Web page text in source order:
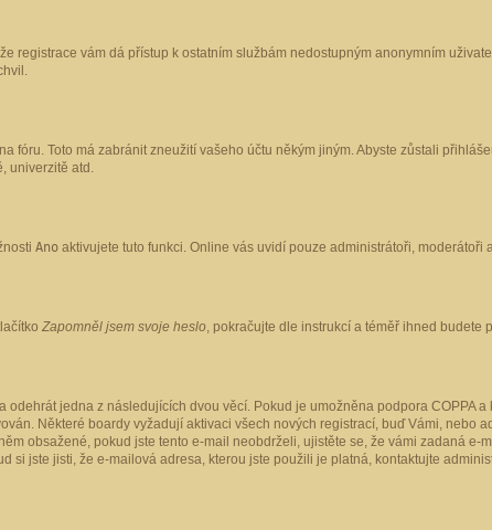
vám dá přístup k ostatním službám nedostupným anonymním
fóru. Toto má zabránit zneužití vašeho účtu někým jiným. Abyste zůstali
univerzitě atd.
Ano aktivujete tuto funkci. Online vás uvidí pouze administrátoři,
Zapomněl jsem svoje heslo, pokračujte dle instrukcí a téměř ihned budete
jedna z následujících dvou věcí. Pokud je umožněna podpora COPPA
Některé boardy vyžadují aktivaci všech nových registrací, buď Vámi, nebo
obsažené, pokud jste tento e-mail neobdrželi, ujistěte se, že vámi zadaná e-
si jste jisti, že e-mailová adresa, kterou jste použili je platná, kontaktujte